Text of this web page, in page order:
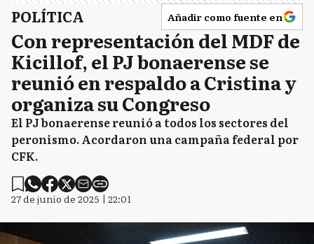
POLÍTICA Añadir como fuente en
Con representación del MDF de
Kicillof, el PJ bonaerense se
reunió en respaldo a Cristina y
organiza su Congreso
El PJ bonaerense reunió a todos los sectores del
peronismo. Acordaron una campaña federal por
CFK.
27 de junio de 2025 | 22:01